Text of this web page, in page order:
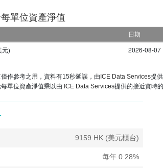
到的所有收入和資本收益將再投資並反映在上市
作參考之用，資料有15秒延誤，由 ICE Data Services提
單位資產淨值乘以由 ICE Data Services提供的接近實時
9159 HK (美元櫃台)
每年 0.28%